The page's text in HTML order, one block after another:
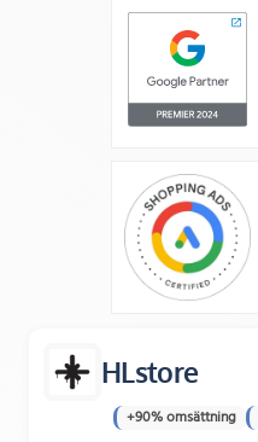
HLstore
+90% omsättning